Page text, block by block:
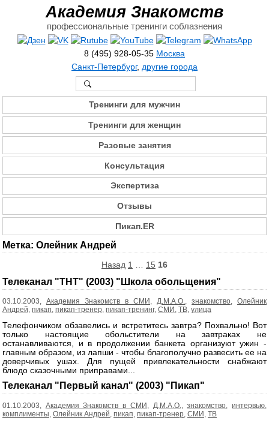
Академия Знакомств
профессиональные тренинги соблазнения
8 (495) 928-05-35 Москва
Санкт-Петербург, другие города
Тренинги для мужчин
Тренинги для женщин
Разовые занятия
Консультация
Экспертиза
Отзывы
Пикап.ER
Метка: Олейник Андрей
записей
Назад 1 … 15 16
Телеканал "ТНТ" (2003) "Школа обольщения"
03.10.2003, Академия Знакомств в СМИ, Д.М.А.О., знакомство, Олейник
Андрей, пикап, пикап-тренер, пикап-тренинг, СМИ, ТВ, улица
Телефончиком обзавелись и встретитесь завтра? Похвально! Вот
только настоящие обольстители на завтраках не
останавливаются, и в продолжении банкета организуют ужин -
главным образом, из лапши - чтобы благополучно развесить ее на
доверчивых ушах. Для пущей привлекательности снабжают
блюдо сказочными приправами...
Телеканал "Первый канал" (2003) "Пикап"
01.10.2003, Академия Знакомств в СМИ Д.М.А.О. ,знакомство ,интервью
комплименты Олейник Андрей пикап пикап-тренер СМИ ТВ